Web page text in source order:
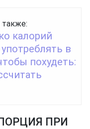
также:
калорий
в
похудеть:
ПРИ